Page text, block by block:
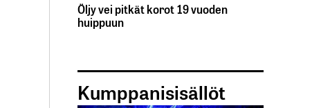
Öljy vei pitkät korot 19 vuoden
huippuun
Kumppanisisällöt